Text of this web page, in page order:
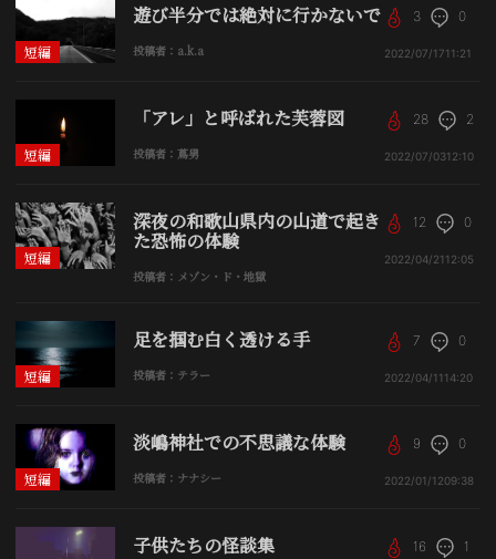
短編
遊び半分では絶対に行かないで
投稿者：a.k.a
3 0
2022/07/1711:21
短編
「アレ」と呼ばれた芙蓉図
投稿者：蔦男
28 2
2022/07/0312:10
短編
深夜の和歌山県内の山道で起き
た恐怖の体験
投稿者：メゾン・ド・地獄
12 0
2022/04/21 12:05
短編
足を掴む白く透ける手
投稿者：テラー
7 0
2022/04/11 14:20
短編
淡嶋神社での不思議な体験
投稿者：ナナシー
9 0
2022/01/1209:38
子供たちの怪談集 16 1